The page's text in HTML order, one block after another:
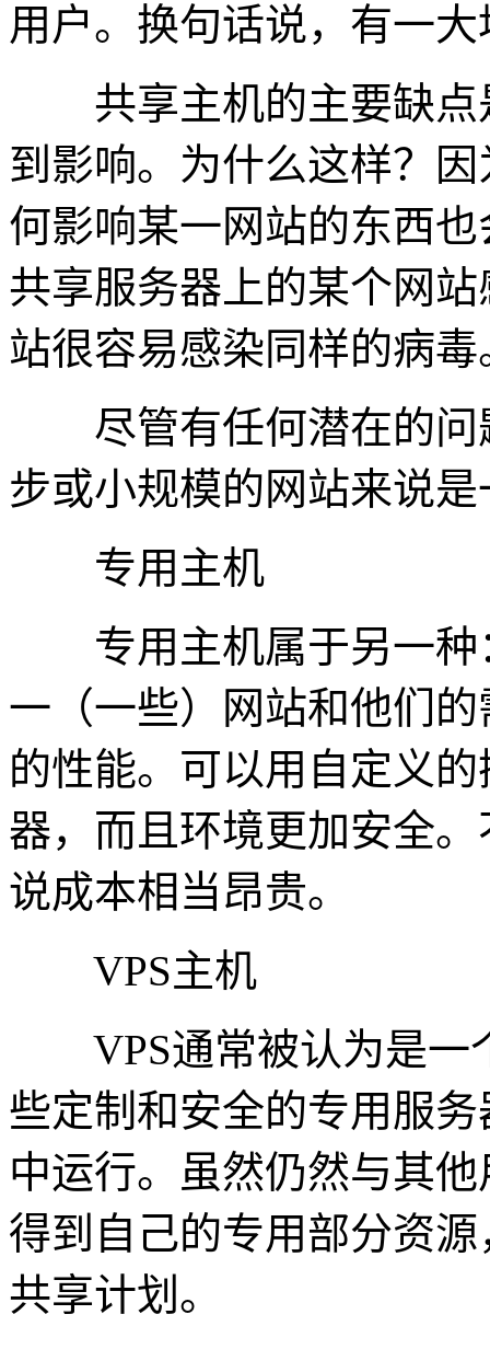
用户。换句话说，有一
共享主机的主要缺点
到影响。为什么这样？
何影响某一网站的东西
共享服务器上的某个网
站很容易感染同样的病毒
尽管有任何潜在的问
步或小规模的网站来说
专用主机
专用主机属于另一种
一（一些）网站和他们
的性能。可以用自定义
器，而且环境更加安全
说成本相当昂贵。
VPS主机
VPS通常被认为是一
些定制和安全的专用服
中运行。虽然仍然与其
得到自己的专用部分资
共享计划。